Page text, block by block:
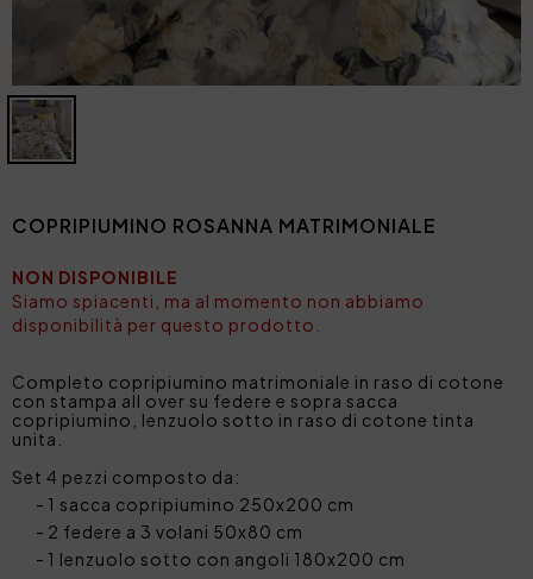
COPRIPIUMINO ROSANNA MATRIMONIALE
NON DISPONIBILE
Siamo spiacenti, ma al momento non abbiamo
disponibilità per questo prodotto.
Completo copripiumino matrimoniale in raso di cotone
con stampa all over su federe e sopra sacca
copripiumino, lenzuolo sotto in raso di cotone tinta
unita.
Set 4 pezzi composto da:
1 sacca copripiumino 250x200 cm
2 federe a 3 volani 50x80 cm
1 lenzuolo sotto con angoli 180x200 cm